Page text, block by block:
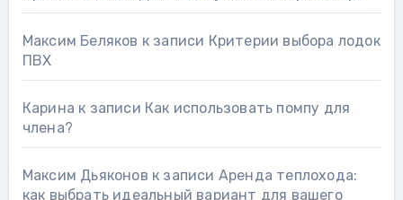
Максим Беляков к записи Критерии выбора лодок
ПВХ
Карина к записи Как использовать помпу для
члена?
Максим Дьяконов к записи Аренда теплохода:
как выбрать идеальный вариант для вашего